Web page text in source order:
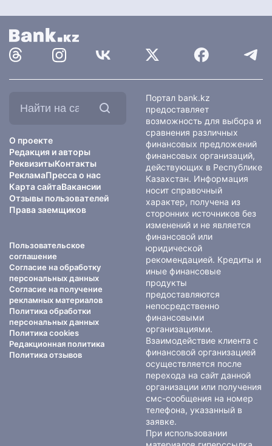
О проекте
Редакция и авторы
РеквизитыКонтакты
РекламаПресса о нас
Карта сайтаВакансии
Отзывы пользователей
Права заемщиков
Пользовательское
соглашение
Согласие на обработку
персональных данных
Согласие на получение
рекламных материалов
Политика обработки
персональных данных
Политика cookies
Редакционная политика
Политика отзывов
Портал bank.kz
предоставляет
возможность для выбора и
сравнения различных
финансовых предложений
финансовых организаций,
действующих в Республике
Казахстан. Информация
носит справочный
характер, получена из
сторонних источников без
изменений и не является
финансовой или
юридической
рекомендацией. Кредиты и
иные финансовые
продукты
предоставляются
непосредственно
финансовыми
организациями.
Взаимодействие клиента с
финансовой организацией
осуществляется после
перехода на сайт данной
организации или получения
смс-сообщения на номер
телефона, указанный в
заявке.
При использовании